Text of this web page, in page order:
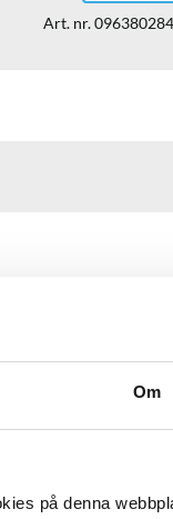
Om
på denna
Art. nr.096380284